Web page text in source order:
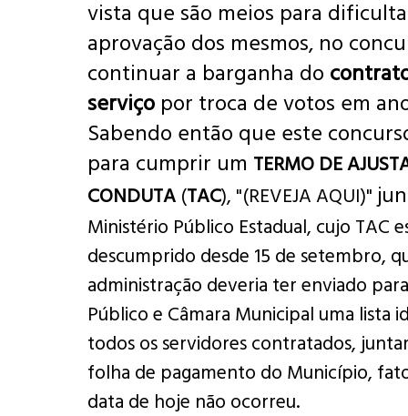
vista que são meios para
aprovação dos mesmos, no
continuar a barganha do
serviço por troca de votos em
Sabendo então que este
para cumprir um TERMO DE
CONDUTA (TAC), "(REVEJA AQUI)"
Ministério Público Estadual, cujo TAC
descumprido desde 15 de setembro,
administração deveria ter enviado
Público e Câmara Municipal uma lista
todos os servidores contratados,
folha de pagamento do Município,
data de hoje não ocorreu.